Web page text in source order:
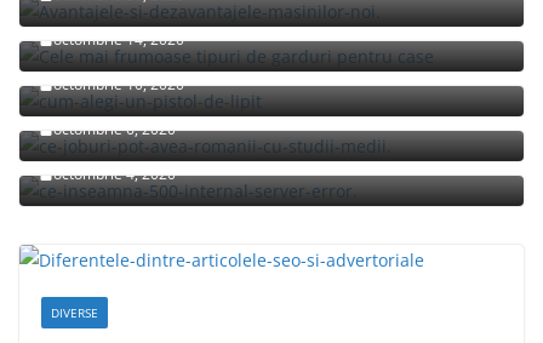
octombrie 14, 2020
Cum alegi un pistol de lipit?
octombrie 10, 2020
Ce joburi pot avea romanii cu studii medii?
octombrie 6, 2020
Ce inseamna 500 Internal Server Error pe S20?
octombrie 4, 2020
DIVERSE